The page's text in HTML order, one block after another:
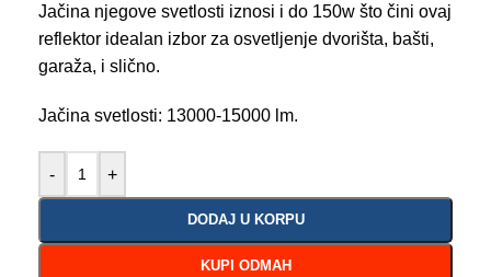
Jačina njegove svetlosti iznosi i do 150w što čini ovaj
reflektor idealan izbor za osvetljenje dvorišta, bašti,
garaža, i slično.
Jačina svetlosti: 13000-15000 lm.
- +
DODAJ U KORPU
KUPI ODMAH